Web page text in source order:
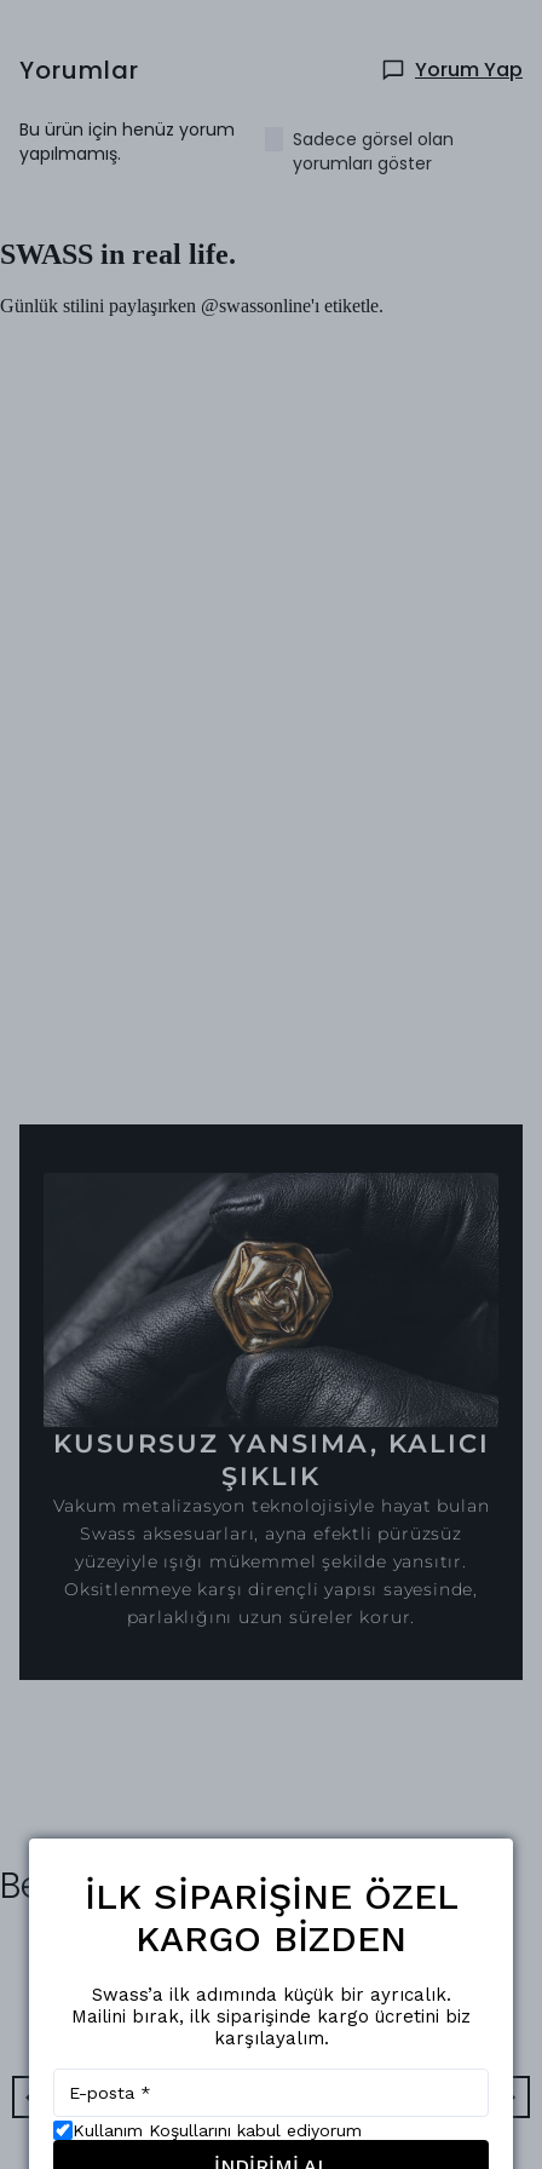
Yorumlar Yorum Yap
Bu ürün için henüz yorum
yapılmamış.
Sadece görsel olan
yorumları göster
KUSURSUZ YANSIMA, KALICI
ŞIKLIK
Vakum metalizasyon teknolojisiyle hayat bulan
Swass aksesuarları, ayna efektli pürüzsüz
yüzeyiyle ışığı mükemmel şekilde yansıtır.
Oksitlenmeye karşı dirençli yapısı sayesinde,
parlaklığını uzun süreler korur.
Benzer Ürünler
İLK SİPARİŞİNE ÖZEL
KARGO BİZDEN
Swass’a ilk adımında küçük bir ayrıcalık.
Mailini bırak, ilk siparişinde kargo ücretini biz
karşılayalım.
Kullanım Koşullarını kabul ediyorum